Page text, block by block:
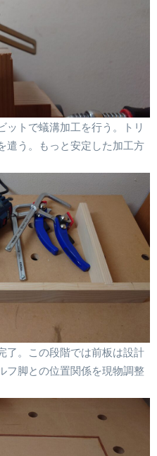
ットで蟻溝加工を行う。トリ
遣う。もっと安定した加工方
了。この段階では前板は設計
フ脚との位置関係を現物調整